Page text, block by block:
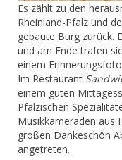
Es zählt zu den
Rheinland-Pfalz und
gebaute Burg zurück.
und am Ende trafen
einem
Im Restaurant
einem guten
Pfälzischen
Musikkameraden aus
großen Dankeschön
angetreten.